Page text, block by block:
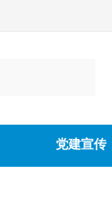
党建宣传